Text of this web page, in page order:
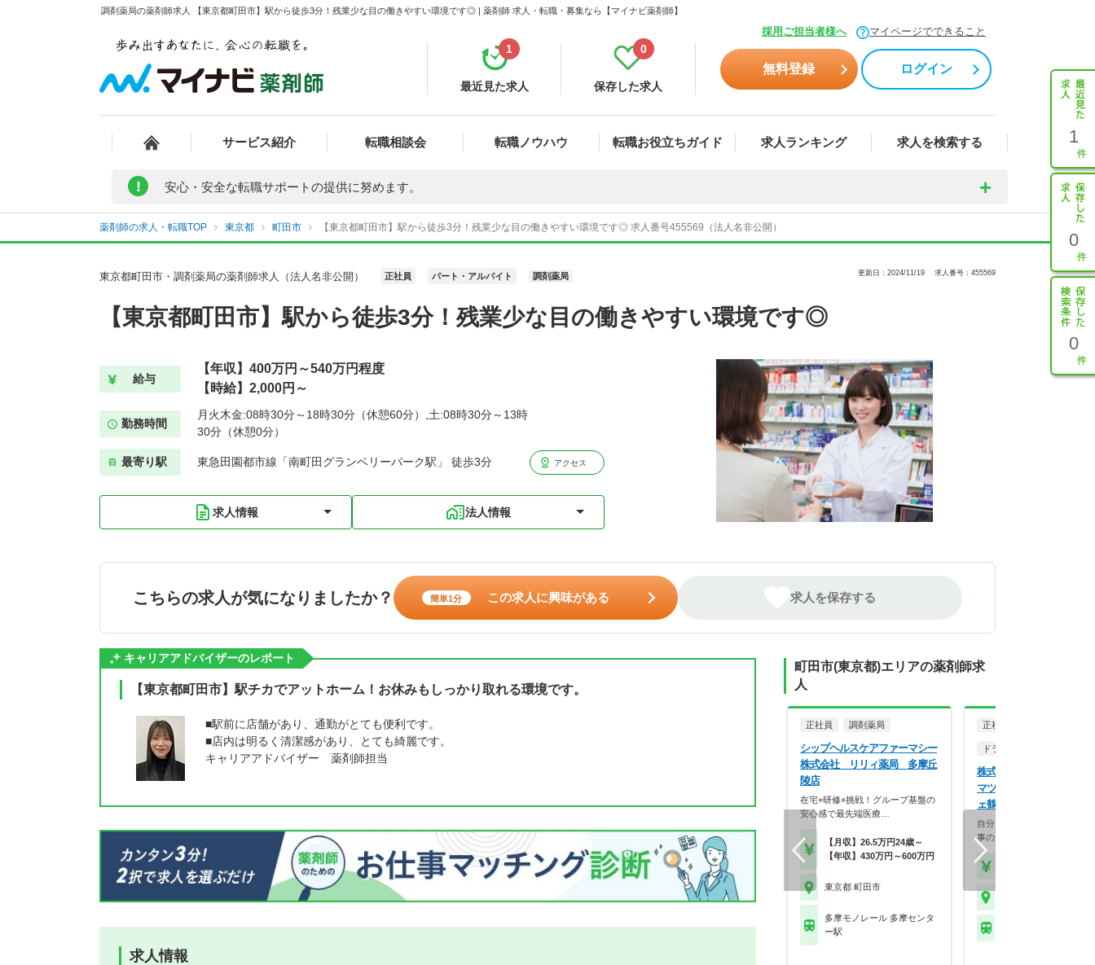
調剤薬局の薬剤師求人 【東京都町田市】駅から徒歩3分！残業少な目の働きやすい環境です◎ | 薬剤師 求人・転職・募集なら【マイナビ薬剤師】
採用ご担当者様へ マイページでできること
最近見た求人
1
保存した求人
0
無料登録 ログイン
サービス紹介 転職相談会 転職ノウハウ 転職お役立ちガイド 求人ランキング 求人を検索する 1
0
0
! 安心・安全な転職サポートの提供に努めます。
薬剤師の求人・転職TOP 東京都 町田市 【東京都町田市】駅から徒歩3分！残業少な目の働きやすい環境です◎ 求人番号455569（法人名非公開）
東京都町田市・調剤薬局の薬剤師求人（法人名非公開） 正社員 パート・アルバイト 調剤薬局 更新日：2024/11/19 求人番号：455569
【東京都町田市】駅から徒歩3分！残業少な目の働きやすい環境です◎
給与
【年収】400万円～540万円程度
【時給】2,000円～
勤務時間
月火木金:08時30分～18時30分（休憩60分）,土:08時30分～13時
30分（休憩0分）
最寄り駅 東急田園都市線「南町田グランベリーパーク駅」 徒歩3分 アクセス
求人情報 法人情報
こちらの求人が気になりましたか？ 簡単1分 この求人に興味がある 求人を保存する
キャリアアドバイザーのレポート
【東京都町田市】駅チカでアットホーム！お休みもしっかり取れる環境です。
■駅前に店舗があり、通勤がとても便利です。
■店内は明るく清潔感があり、とても綺麗です。
キャリアアドバイザー 薬剤師担当
求人情報
町田市(東京都)エリアの薬剤師求
人
正社員 調剤薬局
シップヘルスケアファーマシー
株式会社 リリィ薬局 多摩丘
陵店
在宅×研修×挑戦！グループ基盤の
安心感で最先端医療…
【月収】26.5万円24歳～
【年収】430万円～600万円
東京都 町田市
多摩モノレール 多摩センタ
ー駅
正社員
ドラッグストア（調剤併設
株式会社マツモトキヨシ
マツモトキヨシ 小田急マ
ェ鶴川店
自分らしく働く。それが、
事の第一歩。選択的週…